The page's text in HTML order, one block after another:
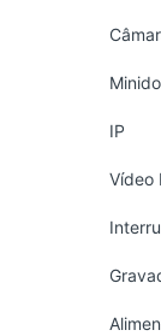
IP
Vídeo